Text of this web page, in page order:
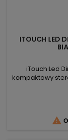
ITOUCH LED
iTouch Led
kompaktowy
pogodowych.
większością
100% (przyciski
